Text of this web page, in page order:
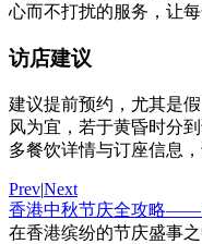
心而不打扰的服务，让
访店建议
建议提前预约，尤其是
风为宜，若于黄昏时分
多餐饮详情与订座信息
Prev|Next
香港中秋节庆全攻略——
在香港缤纷的节庆盛事